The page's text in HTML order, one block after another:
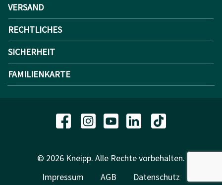
VERSAND
RECHTLICHES
SICHERHEIT
FAMILIENKARTE
© 2026 Kneipp. Alle Rechte vorbehalten.
Impressum
AGB
Datenschutz